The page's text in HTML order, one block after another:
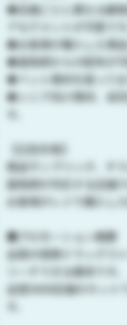
◆店舗ごとに異なる顧
アセグメントが可能です
◆お客様が購入した商
◆薬剤師からの配布が
◆ペット商材を扱って
◆シニア向け商材、幼
【広告形態】
商品サンプリング、チ
薬剤師が対応する店舗
お客様がレジで購入し
■プロモーション概要
全国の提携ドラッグス
リーチできる媒体です。
全国5000店舗のネット